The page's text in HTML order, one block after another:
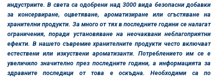
индустриите. В света са одобрени над 3000 вида безопасни добавки
за консервиране, оцветяване, ароматизиране или сгъстяване на
хранителни продукти. За много от тях в последните години се налагат
ограничения, поради установяване на неочаквани неблагоприятни
ефекти. В нашето съвремие хранителните продукти често включват
естествени или изкуствени ароматизанти. Потреблението им се е
увеличило значително през последните години, а информацията за
здравните последици от това е оскъдна. Необходими са по